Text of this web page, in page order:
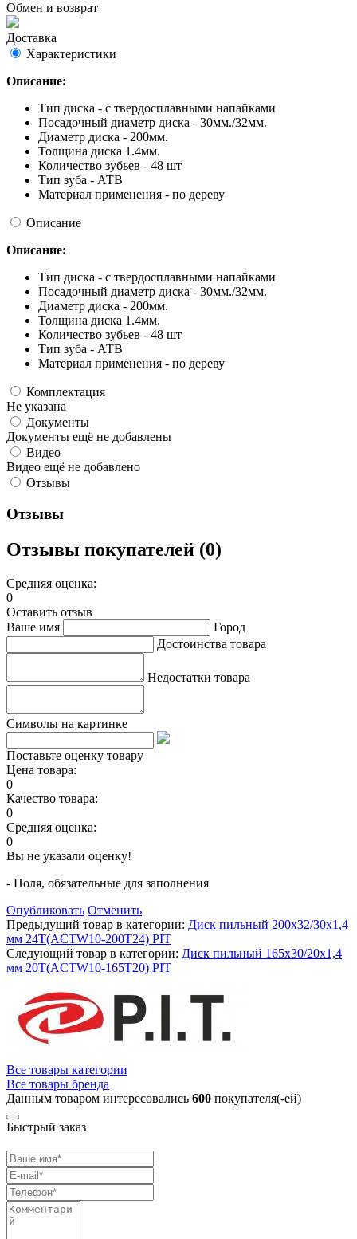
Обмен и возврат
Доставка
Характеристики
Описание:
Тип диска - с твердосплавными напайками
Посадочный диаметр диска - 30мм./32мм.
Диаметр диска - 200мм.
Толщина диска 1.4мм.
Количество зубьев - 48 шт
Тип зуба - АТВ
Материал применения - по дереву
Описание
Описание:
Тип диска - с твердосплавными напайками
Посадочный диаметр диска - 30мм./32мм.
Диаметр диска - 200мм.
Толщина диска 1.4мм.
Количество зубьев - 48 шт
Тип зуба - АТВ
Материал применения - по дереву
Комплектация
Не указана
Документы
Документы ещё не добавлены
Видео
Видео ещё не добавлено
Отзывы
Отзывы
Отзывы покупателей (0)
Средняя оценка:
0
Оставить отзыв
Ваше имя
Город
Достоинства товара
Недостатки товара
Символы на картинке
Поставьте оценку товару
Цена товара:
0
Качество товара:
0
Средняя оценка:
0
Вы не указали оценку!
- Поля, обязательные для заполнения
Опубликовать Отменить
Предыдущий товар в категории: Диск пильный 200x32/30x1,4
мм 24T(ACTW10-200T24) PIT
Следующий товар в категории: Диск пильный 165x30/20x1,4
мм 20T(ACTW10-165T20) PIT
Все товары категории
Все товары бренда
Данным товаром интересовались 600 покупателя(-ей)
Быстрый заказ